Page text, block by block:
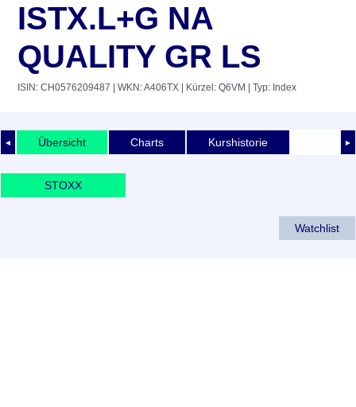
ISTX.L+G NA
QUALITY GR LS
ISIN: CH0576209487 | WKN: A406TX | Kürzel: Q6VM | Typ: Index
◄ ►
Übersicht Charts Kurshistorie
STOXX
Watchlist